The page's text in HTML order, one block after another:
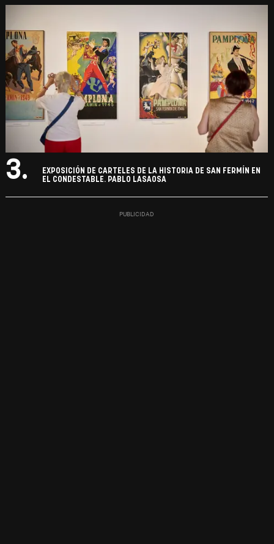
3.
EXPOSICIÓN DE CARTELES DE LA HISTORIA DE SAN FERMÍN EN
EL CONDESTABLE. PABLO LASAOSA